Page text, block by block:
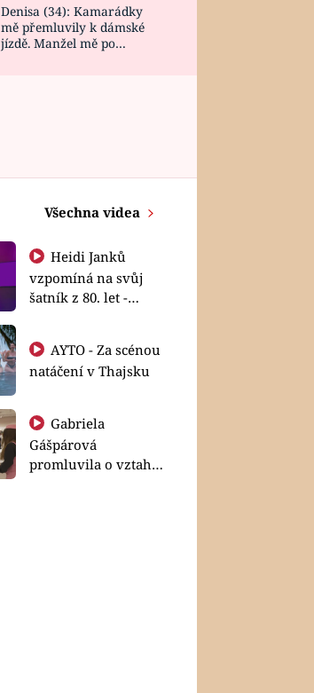
Denisa (34): Kamarádky
mě přemluvily k dámské
jízdě. Manžel mě po
Všechna videa
Heidi Janků
vzpomíná na svůj
šatník z 80. let -
natáčení v Thajsku
Gabriela
Gášpárová
promluvila o vztahu